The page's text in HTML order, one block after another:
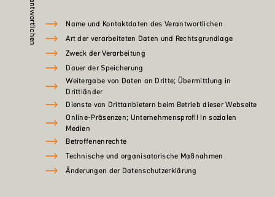
Name und Kontaktdaten des Verantwortlichen
Art der verarbeiteten Daten und Rechtsgrundlage
Zweck der Verarbeitung
Dauer der Speicherung
Weitergabe von Daten an Dritte; Übermittlung in
Drittländer
Dienste von Drittanbietern beim Betrieb dieser Webseite
Online-Präsenzen; Unternehmensprofil in sozialen
Medien
Betroffenenrechte
Technische und organisatorische Maßnahmen
Änderungen der Datenschutzerklärung